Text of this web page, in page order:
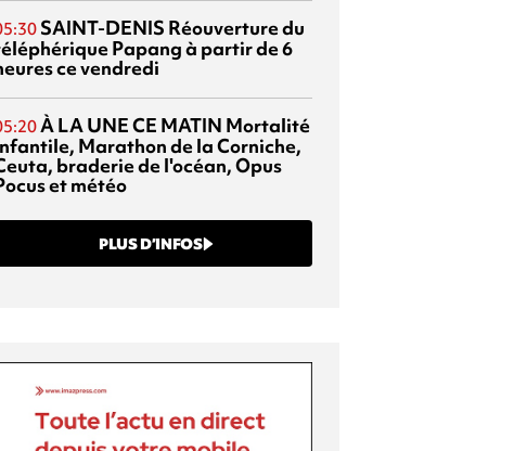
SAINT-DENIS Réouverture du
Papang à partir de 6
ce vendredi
À LA UNE CE MATIN Mortalité
Marathon de la Corniche,
braderie de l'océan, Opus
et météo
PLUS D’INFOS